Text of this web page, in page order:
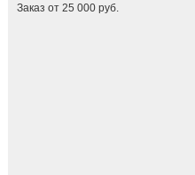
Заказ от 25 000 руб.